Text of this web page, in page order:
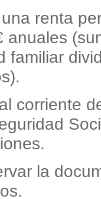
renta
anuales
familiar
corriente
la